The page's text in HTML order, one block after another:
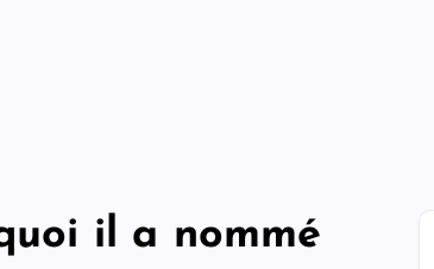
il a nommé